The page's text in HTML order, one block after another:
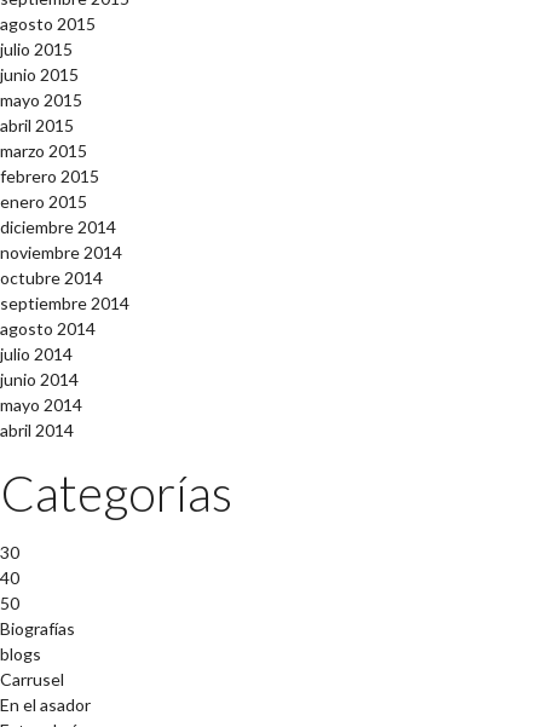
agosto 2015
julio 2015
junio 2015
mayo 2015
abril 2015
marzo 2015
febrero 2015
enero 2015
diciembre 2014
noviembre 2014
octubre 2014
septiembre 2014
agosto 2014
julio 2014
junio 2014
mayo 2014
abril 2014
Categorías
30
40
50
Biografías
blogs
Carrusel
En el asador